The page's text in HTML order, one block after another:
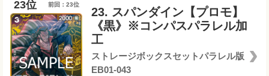
前回：23位
23. スパンダイン【プロモ】
《黒》※コンパスパラレル加
工
ストレージボックスセットパラレル版
EB01-043